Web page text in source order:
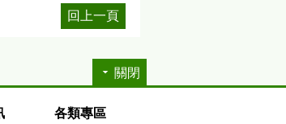
回上一頁
關閉
各類專區